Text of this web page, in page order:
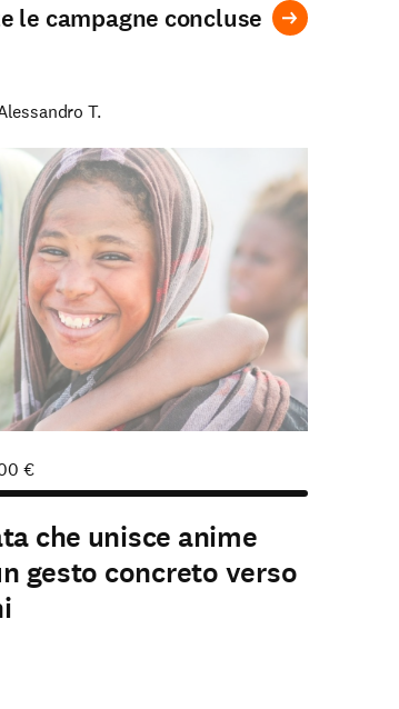
le campagne concluse
T.
€
che unisce anime
gesto concreto verso